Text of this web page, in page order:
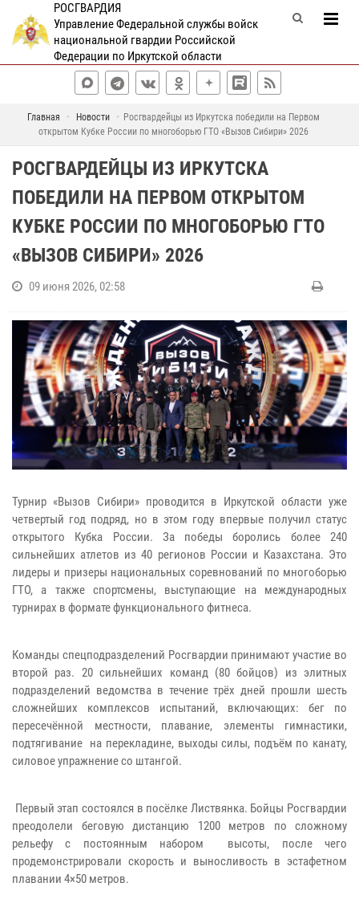
РОСГВАРДИЯ
Управление Федеральной службы войск
национальной гвардии Российской
Федерации по Иркутской области
Главная Новости
Росгвардейцы из Иркутска победили на Первом
открытом Кубке России по многоборью ГТО «Вызов Сибири» 2026
РОСГВАРДЕЙЦЫ ИЗ ИРКУТСКА
ПОБЕДИЛИ НА ПЕРВОМ ОТКРЫТОМ
КУБКЕ РОССИИ ПО МНОГОБОРЬЮ ГТО
«ВЫЗОВ СИБИРИ» 2026
09 июня 2026, 02:58
Турнир «Вызов Сибири» проводится в Иркутской области уже
четвертый год подряд, но в этом году впервые получил статус
открытого Кубка России. За победы боролись более 240
сильнейших атлетов из 40 регионов России и Казахстана. Это
лидеры и призеры национальных соревнований по многоборью
ГТО, а также спортсмены, выступающие на международных
турнирах в формате функционального фитнеса.
Команды спецподразделений Росгвардии принимают участие во
второй раз. 20 сильнейших команд (80 бойцов) из элитных
подразделений ведомства в течение трёх дней прошли шесть
сложнейших комплексов испытаний, включающих: бег по
пересечённой местности, плавание, элементы гимнастики,
подтягивание на перекладине, выходы силы, подъём по канату,
силовое упражнение со штангой.
Первый этап состоялся в посёлке Листвянка. Бойцы Росгвардии
преодолели беговую дистанцию 1200 метров по сложному
рельефу с постоянным набором высоты, после чего
продемонстрировали скорость и выносливость в эстафетном
плавании 4×50 метров.